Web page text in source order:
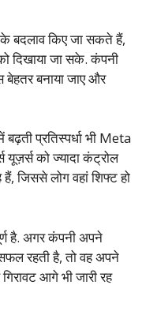
बदलाव किए जा सकते हैं,
दिखाया जा सके. कंपनी
बनाया जाए और
प्रतिस्पर्धा भी Meta
यूज़र्स को ज्यादा कंट्रोल
जिससे लोग वहां शिफ्ट हो
है. अगर कंपनी अपने
रहती है, तो वह अपने
आगे भी जारी रह